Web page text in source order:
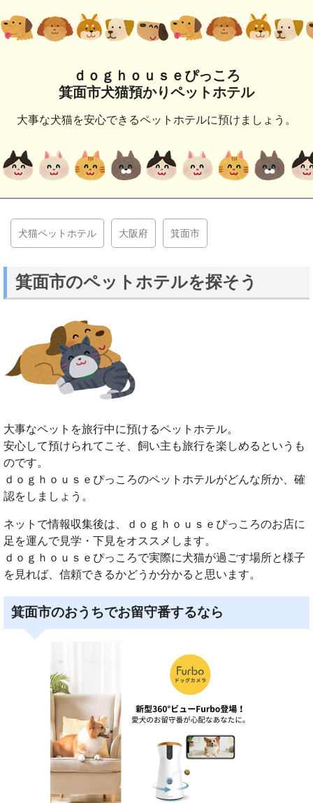
ｄｏｇｈｏｕｓｅぴっころ
箕面市犬猫預かりペットホテル
大事な犬猫を安心できるペットホテルに預けましょう。
犬猫ペットホテル 大阪府 箕面市
箕面市のペットホテルを探そう
大事なペットを旅行中に預けるペットホテル。
安心して預けられてこそ、飼い主も旅行を楽しめるというも
のです。
ｄｏｇｈｏｕｓｅぴっころのペットホテルがどんな所か、確
認をしましょう。
ネットで情報収集後は、ｄｏｇｈｏｕｓｅぴっころのお店に
足を運んで見学・下見をオススメします。
ｄｏｇｈｏｕｓｅぴっころで実際に犬猫が過ごす場所と様子
を見れば、信頼できるかどうか分かると思います。
箕面市のおうちでお留守番するなら